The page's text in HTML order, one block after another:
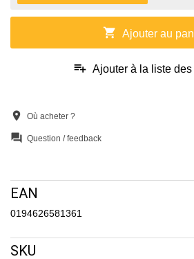
shopping_cart Ajouter au
playlist_add Ajouter à la liste
location_on Où acheter ?
question_answer Question / feedback
EAN
0194626581361
SKU